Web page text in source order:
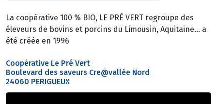
La coopérative 100 % BIO, LE PRÉ VERT regroupe des
éleveurs de bovins et porcins du Limousin, Aquitaine… a
été créée en 1996
Coopérative Le Pré Vert
Boulevard des saveurs Cre@vallée Nord
24060 PERIGUEUX